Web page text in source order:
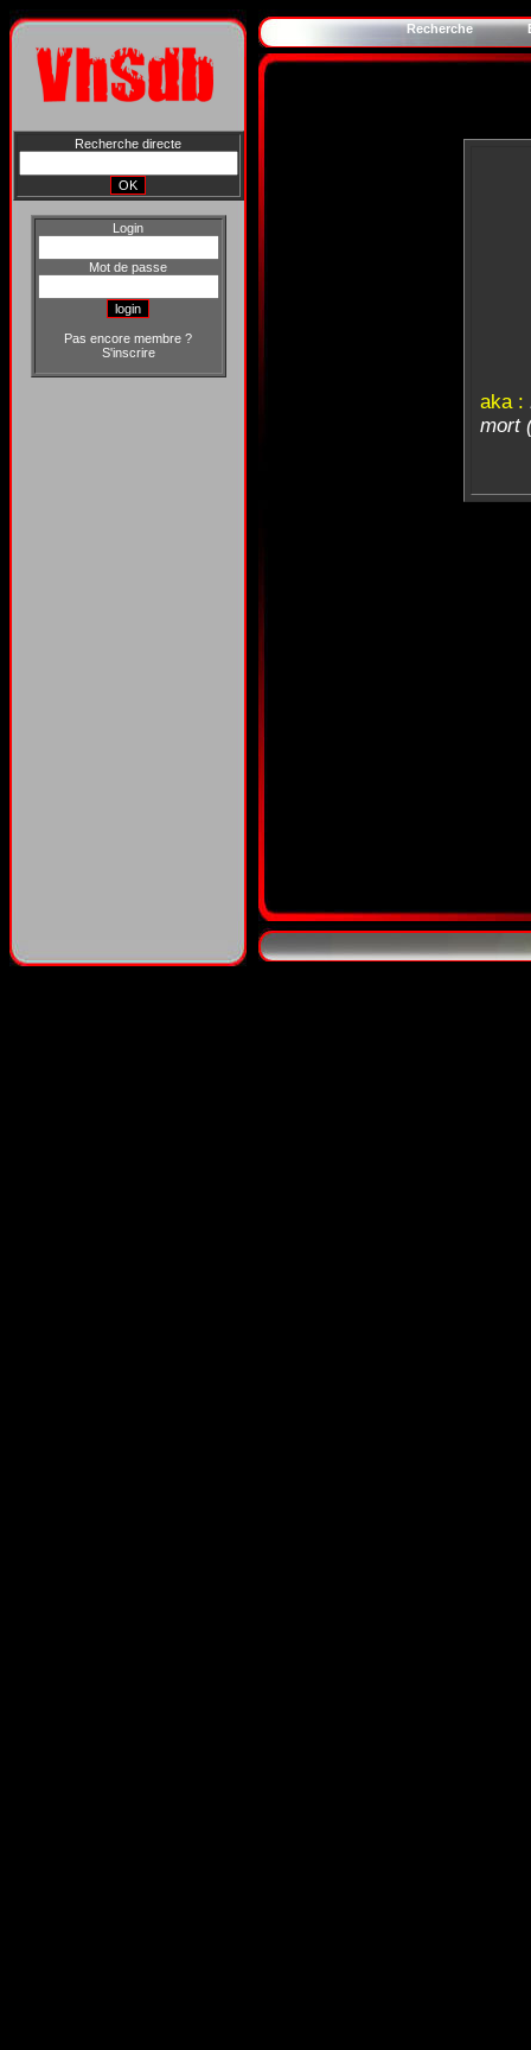
Recherche directe
Login
Mot de passe
Pas encore membre ?
S'inscrire
Recherche
aka :
mort